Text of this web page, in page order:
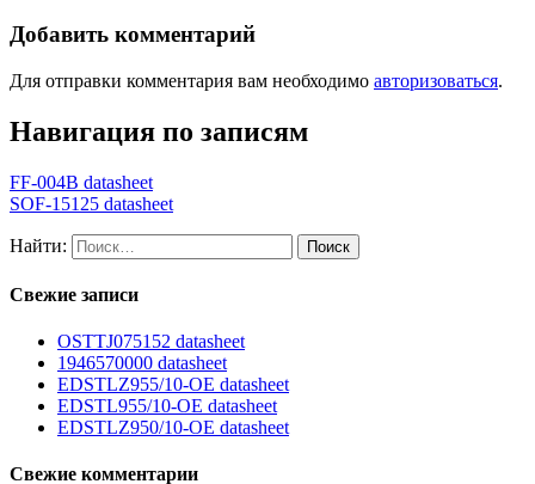
Добавить комментарий
Для отправки комментария вам необходимо авторизоваться.
Навигация по записям
FF-004B datasheet
SOF-15125 datasheet
Найти:
Свежие записи
OSTTJ075152 datasheet
1946570000 datasheet
EDSTLZ955/10-OE datasheet
EDSTL955/10-OE datasheet
EDSTLZ950/10-OE datasheet
Свежие комментарии